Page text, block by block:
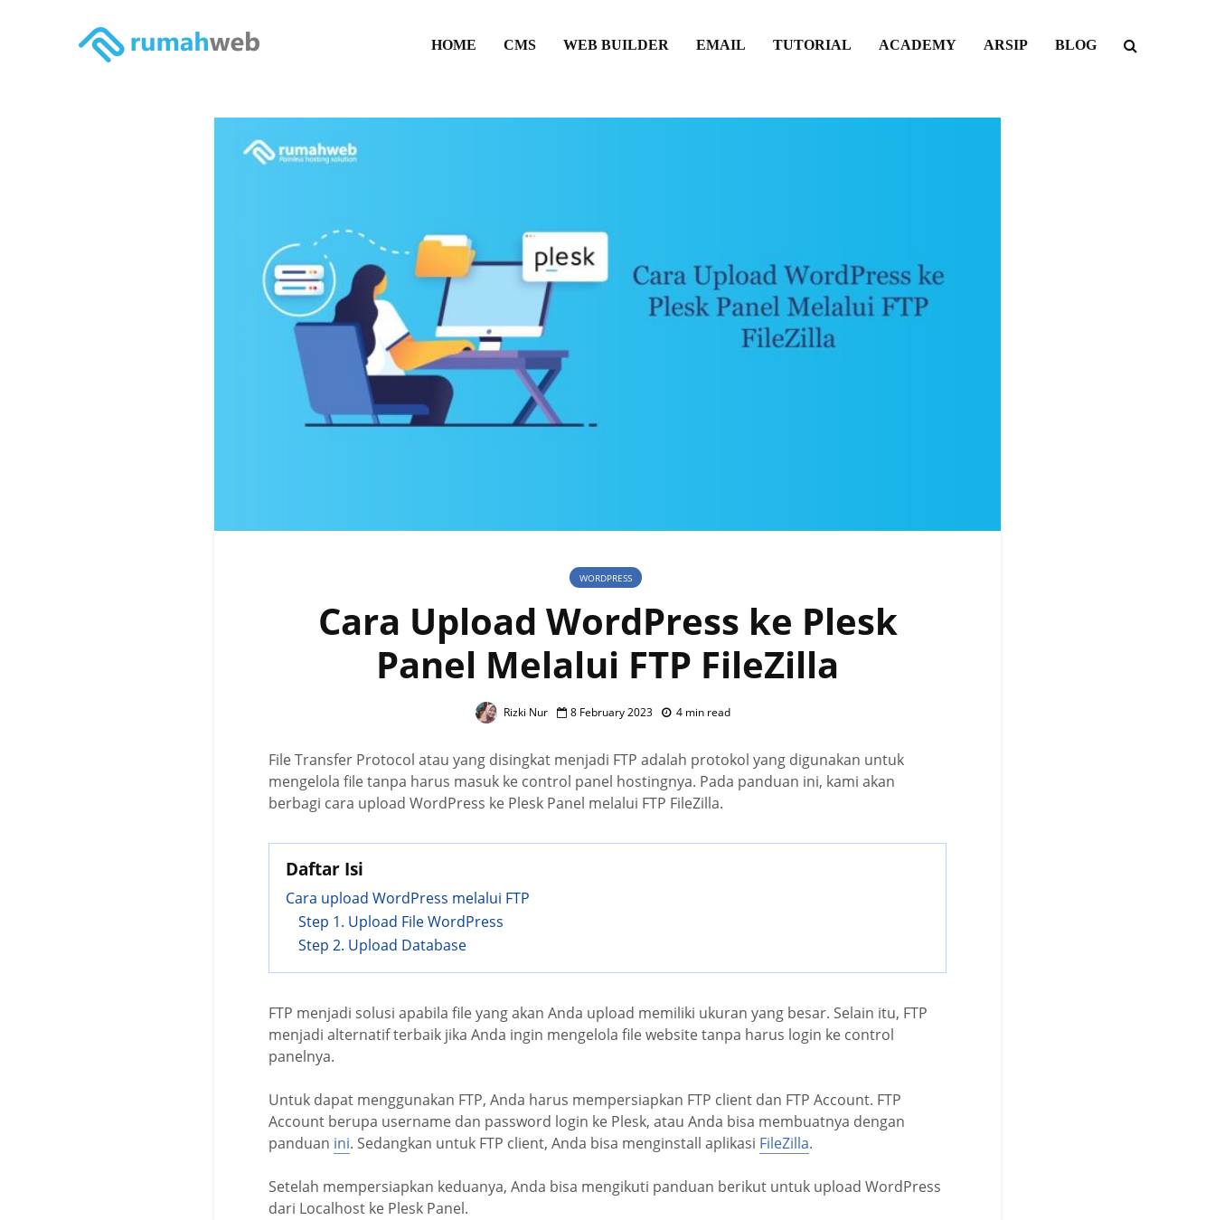
HOME CMS WEB BUILDER EMAIL TUTORIAL ACADEMY ARSIP BLOG
WORDPRESS
Cara Upload WordPress ke Plesk
Panel Melalui FTP FileZilla
Rizki Nur 8 February 2023 4 min read
File Transfer Protocol atau yang disingkat menjadi FTP adalah protokol yang digunakan untuk
mengelola file tanpa harus masuk ke control panel hostingnya. Pada panduan ini, kami akan
berbagi cara upload WordPress ke Plesk Panel melalui FTP FileZilla.
Daftar Isi
Cara upload WordPress melalui FTP
Step 1. Upload File WordPress
Step 2. Upload Database
FTP menjadi solusi apabila file yang akan Anda upload memiliki ukuran yang besar. Selain itu, FTP
menjadi alternatif terbaik jika Anda ingin mengelola file website tanpa harus login ke control
panelnya.
Untuk dapat menggunakan FTP, Anda harus mempersiapkan FTP client dan FTP Account. FTP
Account berupa username dan password login ke Plesk, atau Anda bisa membuatnya dengan
panduan ini. Sedangkan untuk FTP client, Anda bisa menginstall aplikasi FileZilla.
Setelah mempersiapkan keduanya, Anda bisa mengikuti panduan berikut untuk upload WordPress
dari Localhost ke Plesk Panel.